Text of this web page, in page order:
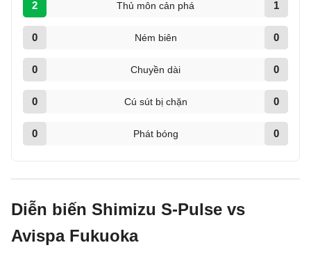
2 Thủ môn cản phá 1
0 Ném biên 0
0 Chuyền dài 0
0 Cú sút bị chặn 0
0 Phát bóng 0
Diễn biến Shimizu S-Pulse vs
Avispa Fukuoka